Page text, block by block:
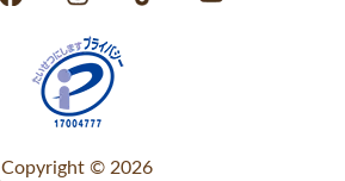
Copyright © 2026